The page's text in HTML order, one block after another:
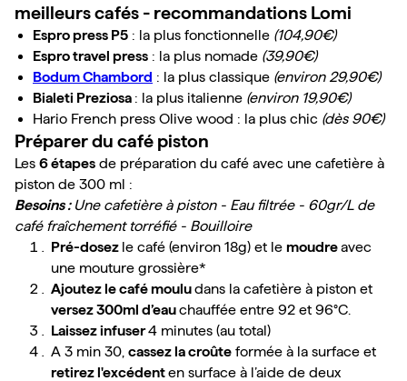
meilleurs cafés - recommandations Lomi
Espro press P5 : la plus fonctionnelle (104,90€)
Espro travel press : la plus nomade (39,90€)
Bodum Chambord : la plus classique (environ 29,90€)
Bialeti Preziosa : la plus italienne (environ 19,90€)
Hario French press Olive wood : la plus chic (dès 90€)
Préparer du café piston
Les 6 étapes de préparation du café avec une cafetière à
piston de 300 ml :
Besoins : Une cafetière à piston - Eau filtrée - 60gr/L de
café fraîchement torréfié - Bouilloire
Pré-dosez le café (environ 18g) et le moudre avec
une mouture grossière*
Ajoutez le café moulu
versez 300ml d’eau chauffée entre 92 et 96°C.
Laissez infuser 4 minutes (au total)
A 3 min 30, cassez la croûte
retirez l'excédent en surface à l’aide de deux